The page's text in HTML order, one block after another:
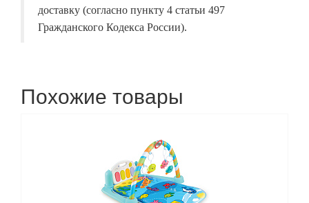
доставку (согласно пункту 4 статьи 497
Гражданского Кодекса России).
Похожие товары